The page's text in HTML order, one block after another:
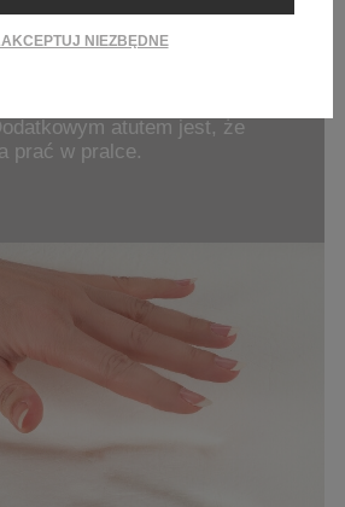
Odporna na błoto, piach i
Jest łatwa w
atutem jest, że
prać w pralce.
NIEZBĘDNE